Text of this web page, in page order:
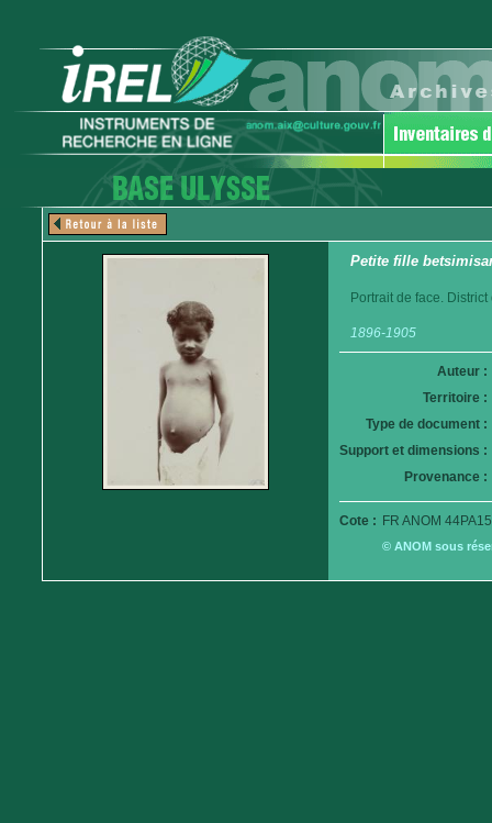
Petite fille
Portrait de face.
1896-1905
Auteur :
Territoire :
Type de document :
Support et dimensions :
Provenance :
Cote : FR ANOM
© ANOM sous